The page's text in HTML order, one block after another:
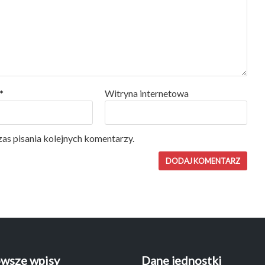
* Witryna internetowa
pisania kolejnych komentarzy.
wpisy Dane jednostki